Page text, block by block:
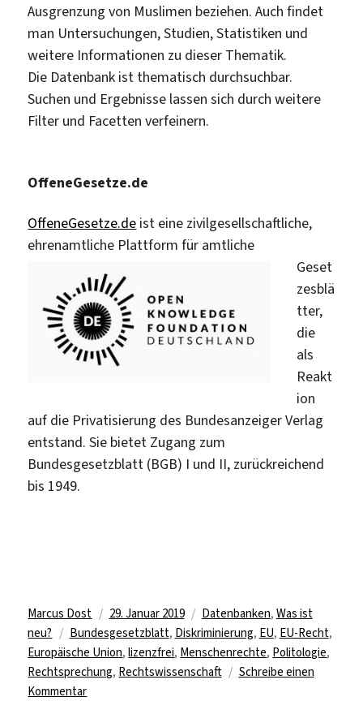
Ausgrenzung von Muslimen beziehen. Auch findet
man Untersuchungen, Studien, Statistiken und
weitere Informationen zu dieser Thematik.
Die Datenbank ist thematisch durchsuchbar.
Suchen und Ergebnisse lassen sich durch weitere
Filter und Facetten verfeinern.
OffeneGesetze.de
OffeneGesetze.de ist eine zivilgesellschaftliche,
ehrenamtliche Plattformfür amtliche
Geset
zesblä
tter,
die
als
Reakt
ion
auf die Privatisierung des Bundesanzeiger Verlag
entstand. Sie bietet Zugang zum
Bundesgesetzblatt (BGB) I und II, zurückreichend
bis 1949.
Autor
Marcus Dost
Veröffentlicht
am
29. Januar 2019 Kategorien
Datenbanken, Was ist
neu?
Schlagwörter
Bundesgesetzblatt, Diskriminierung, EU, EU-Recht,
Europäische Union,lizenzfrei, Menschenrechte, Politologie,
Rechtsprechung, Rechtswissenschaft
Schreibe einen
Kommentarzu